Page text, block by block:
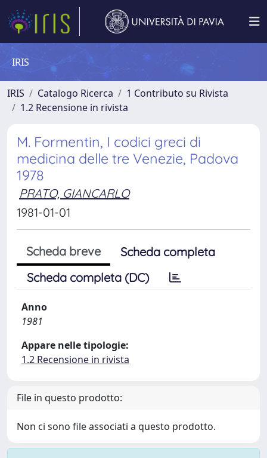
IRIS
IRIS Catalogo Ricerca
1 Contributo su Rivista
1.2 Recensione in rivista
M. Formentin, I codici greci di
medicina delle tre Venezie, Padova
1978
PRATO, GIANCARLO
1981-01-01
Scheda breve
Scheda completa
Scheda completa (DC)
Anno
1981
Appare nelle tipologie:
1.2 Recensione in rivista
File in questo prodotto:
Non ci sono file associati a questo prodotto.